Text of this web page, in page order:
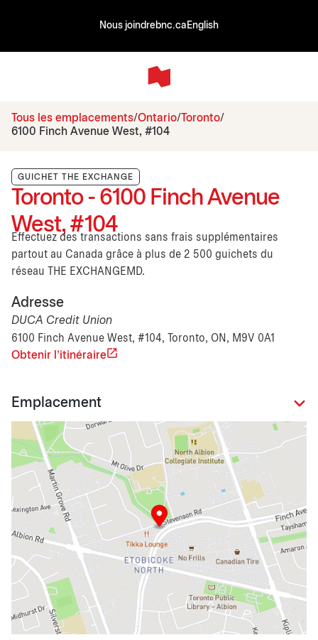
Nous joindrebnc.ca English
Tous les emplacements Ontario Toronto
6100 Finch Avenue West, #104
GUICHET THE EXCHANGE
Toronto - 6100 Finch Avenue
West, #104
Effectuez des transactions sans frais supplémentaires
partout au Canada grâce à plus de 2 500 guichets du
réseau THE EXCHANGEMD.
Adresse
DUCA Credit Union
6100 Finch Avenue West, #104, Toronto, ON, M9V 0A1
Obtenir l'itinéraire
Emplacement